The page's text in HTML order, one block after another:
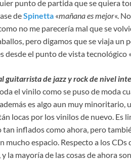
punto de partida que se quiera
deSpinetta «mañana es mejor«.
no me parecería mal que se
pero digamos que se viaja un
desde el punto de vista tecnológico
guitarrista de jazz y rock de nivel
el vinilo como se puso de moda
es algo aun muy
locas por los vinilos de nuevo. Es
tan inflados como ahora, pero
mucho espacio. Respecto a los
la mayoría de las cosas de ahora